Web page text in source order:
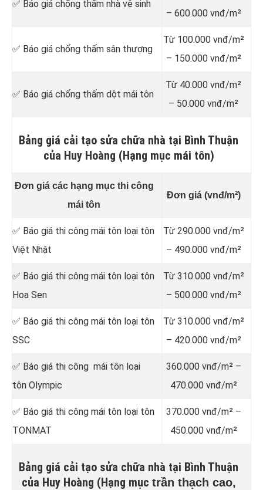
✅ Báo giá chống thấm nhà vệ sinh
– 600.000 vnđ/m²
✅ Báo giá chống thấm sân thượng
Từ 100.000 vnđ/m²
– 150.000 vnđ/m²
✅ Báo giá chống thấm dột mái tôn
Từ 40.000 vnđ/m²
– 50.000 vnđ/m²
Bảng giá cải tạo sửa chữa nhà tại Bình Thuận
của Huy Hoàng (Hạng mục mái tôn)
Đơn giá các hạng mục thi công
mái tôn
Đơn giá (vnđ/m²)
✅ Báo giá thi công mái tôn loại tôn
Việt Nhật
Từ 290.000 vnđ/m²
– 490.000 vnđ/m²
✅ Báo giá thi công mái tôn loại tôn
Hoa Sen
Từ 310.000 vnđ/m²
– 500.000 vnđ/m²
✅ Báo giá thi công mái tôn loại tôn
SSC
Từ 310.000 vnđ/m²
– 420.000 vnđ/m²
✅ Báo giá thi công mái tôn loại
tôn Olympic
360.000 vnđ/m² –
470.000 vnđ/m²
✅ Báo giá thi công mái tôn loại tôn
TONMAT
370.000 vnđ/m² –
450.000 vnđ/m²
Bảng giá cải tạo sửa chữa nhà tại Bình Thuận
của Huy Hoàng (Hạng mục trần thạch cao,